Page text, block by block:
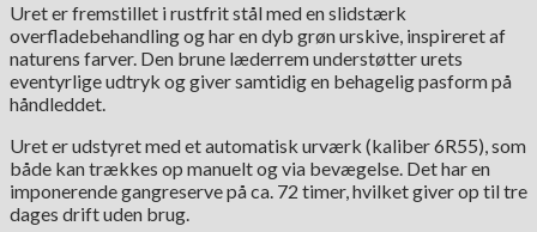
Uret er fremstillet i rustfrit stål med en slidstærk
overfladebehandling og har en dyb grøn urskive, inspireret af
naturens farver. Den brune læderrem understøtter urets
eventyrlige udtryk og giver samtidig en behagelig pasform på
håndleddet.
Uret er udstyret med et automatisk urværk (kaliber 6R55), som
både kan trækkes op manuelt og via bevægelse. Det har en
imponerende gangreserve på ca. 72 timer, hvilket giver op til tre
dages drift uden brug.